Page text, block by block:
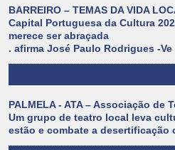
BARREIRO – TEMAS DA VIDA
Capital Portuguesa da Cultura
merece ser abraçada
. afirma José Paulo Rodrigues -Ve
PALMELA - ATA – Associação de
Um grupo de teatro local leva
estão e combate a desertificação